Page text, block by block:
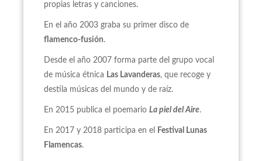
propias letras y canciones.
En el año 2003 graba su primer disco de
flamenco-fusión.
Desde el año 2007 forma parte del grupo vocal
de música étnica Las Lavanderas, que recoge y
destila músicas del mundo y de raíz.
En 2015 publica el poemario La piel del Aire.
En 2017 y 2018 participa en el
Festival Lunas
Flamencas.